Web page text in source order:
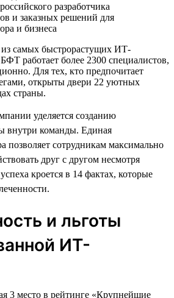
разработчика
и заказных решений для
и бизнеса
самых быстрорастущих ИТ-
работает более 2300 специалистов,
Для тех, кто предпочитает
открыты двери 22 уютных
страны.
уделяется созданию
внутри команды. Единая
позволяет сотрудникам максимально
друг с другом несмотря
кроется в 14 фактах, которые
и льготы
ИТ-
3 место в рейтинге «Крупнейшие